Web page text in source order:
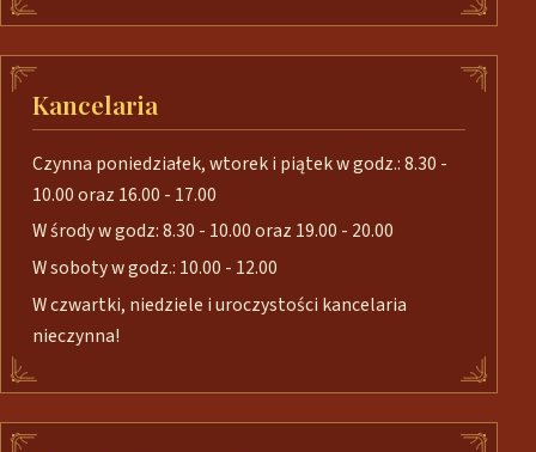
Kancelaria
Czynna poniedziałek, wtorek i piątek w godz.: 8.30 -
10.00 oraz 16.00 - 17.00
W środy w godz: 8.30 - 10.00 oraz 19.00 - 20.00
W soboty w godz.: 10.00 - 12.00
W czwartki, niedziele i uroczystości kancelaria
nieczynna!